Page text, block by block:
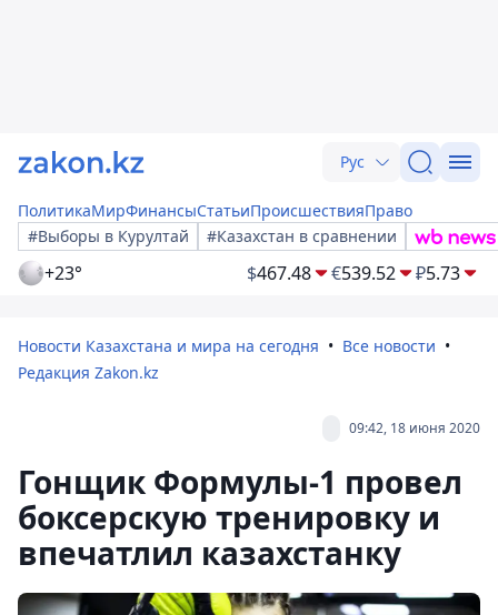
Рус
ПолитикаМирФинансыСтатьиПроисшествияПраво
#Выборы в Курултай
#Казахстан в сравнении
+23° $467.48 €539.52 ₽5.73
Новости Казахстана и мира на сегодня
Все новости
Редакция Zakon.kz
09:42, 18 июня 2020
Гонщик Формулы-1 провел
боксерскую тренировку и
впечатлил казахстанку